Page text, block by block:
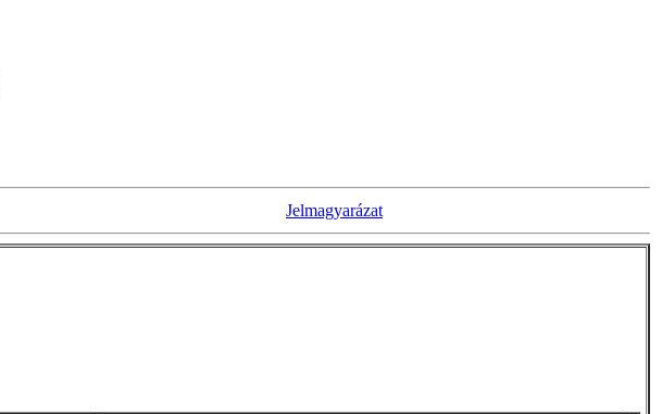
Jelmagyarázat